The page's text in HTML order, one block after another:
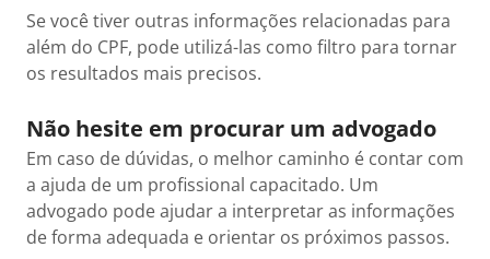
Se você tiver outras informações relacionadas para
além do CPF, pode utilizá-las como filtro para tornar
os resultados mais precisos.
Não hesite em procurar um advogado
Em caso de dúvidas, o melhor caminho é contar com
a ajuda de um profissional capacitado. Um
advogado pode ajudar a interpretar as informações
de forma adequada e orientar os próximos passos.